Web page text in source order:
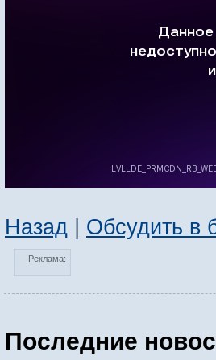
Назад | Обсудить в
Реклама:
Последние